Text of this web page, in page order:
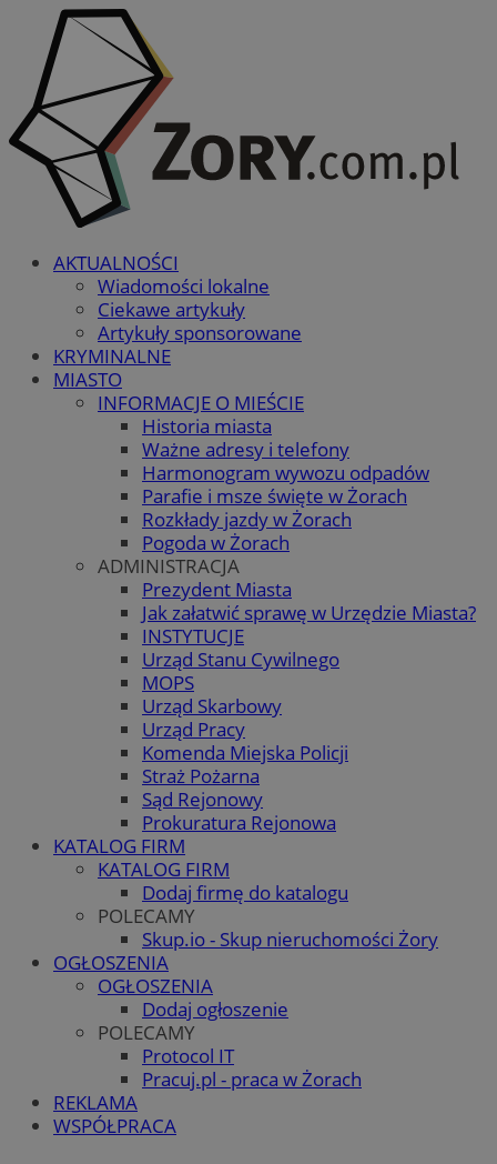
AKTUALNOŚCI
Wiadomości lokalne
Ciekawe artykuły
Artykuły sponsorowane
KRYMINALNE
MIASTO
INFORMACJE O MIEŚCIE
Historia miasta
Ważne adresy i telefony
Harmonogram wywozu odpadów
Parafie i msze święte w Żorach
Rozkłady jazdy w Żorach
Pogoda w Żorach
ADMINISTRACJA
Prezydent Miasta
Jak załatwić sprawę w Urzędzie Miasta?
INSTYTUCJE
Urząd Stanu Cywilnego
MOPS
Urząd Skarbowy
Urząd Pracy
Komenda Miejska Policji
Straż Pożarna
Sąd Rejonowy
Prokuratura Rejonowa
KATALOG FIRM
KATALOG FIRM
Dodaj firmę do katalogu
POLECAMY
Skup.io - Skup nieruchomości Żory
OGŁOSZENIA
OGŁOSZENIA
Dodaj ogłoszenie
POLECAMY
Protocol IT
Pracuj.pl - praca w Żorach
REKLAMA
WSPÓŁPRACA